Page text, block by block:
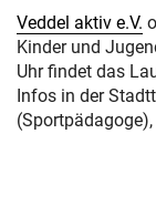
Veddel aktiv e.V.
Kinder und
Uhr findet das
Infos in der